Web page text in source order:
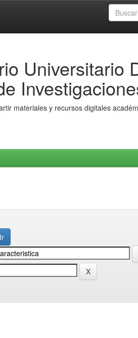
Universitario
materiales y recursos digitales